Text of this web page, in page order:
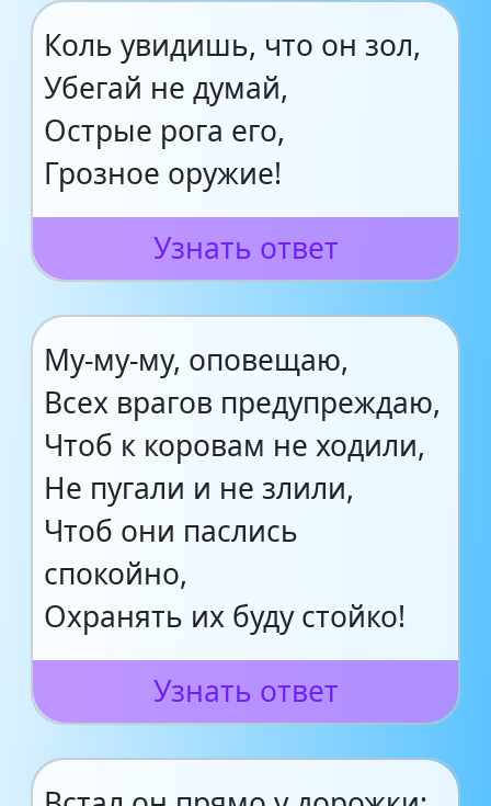
Коль увидишь, что он зол,
Убегай не думай,
Острые рога его,
Грозное оружие!
Узнать ответ
Му-му-му, оповещаю,
Всех врагов предупреждаю,
Чтоб к коровам не ходили,
Не пугали и не злили,
Чтоб они паслись
спокойно,
Охранять их буду стойко!
Узнать ответ